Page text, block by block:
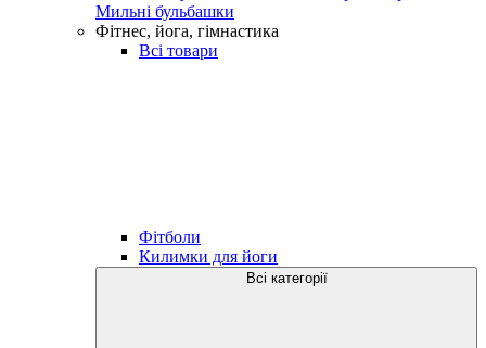
Мильні бульбашки
Фітнес, йога, гімнастика
Всі товари
Фітболи
Килимки для йоги
Всі категорії